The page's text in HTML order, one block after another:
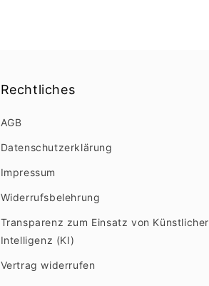
Rechtliches
AGB
Datenschutzerklärung
Impressum
Widerrufsbelehrung
Transparenz zum Einsatz von Künstlicher
Intelligenz (KI)
Vertrag widerrufen